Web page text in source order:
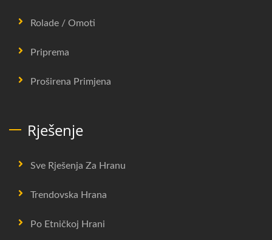
Rolade / Omoti
Priprema
Proširena Primjena
Rješenje
Sve Rješenja Za Hranu
Trendovska Hrana
Po Etničkoj Hrani